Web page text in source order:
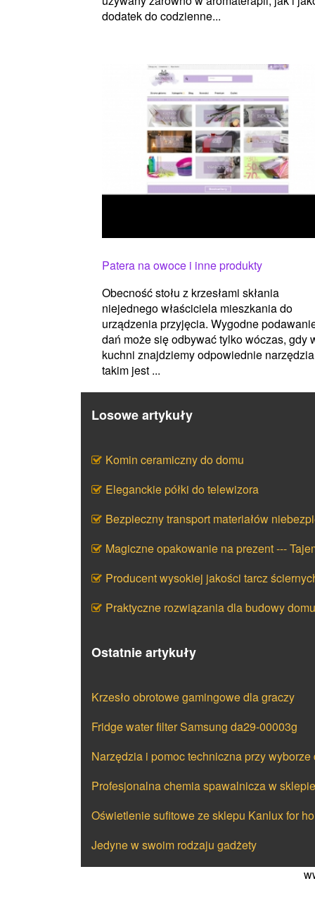
dodatek do codzienne...
Patera na owoce i inne produkty
Obecność stołu z krzesłami skłania
niejednego właściciela mieszkania do
urządzenia przyjęcia. Wygodne
dań może się odbywać tylko wóczas, gdy
kuchni znajdziemy odpowiednie
takim jest ...
Losowe artykuły
Komin ceramiczny do domu
Eleganckie półki do telewizora
Bezpieczny transport materiałów
Magiczne opakowanie na prezent ---
Producent wysokiej jakości tarcz
Praktyczne rozwiązania dla budowy domu
Ostatnie artykuły
Krzesło obrotowe gamingowe dla graczy
Fridge water filter Samsung da29-00003g
Narzędzia i pomoc techniczna przy
Profesjonalna chemia spawalnicza w
Oświetlenie sufitowe ze sklepu Kanlux for
Jedyne w swoim rodzaju gadżety